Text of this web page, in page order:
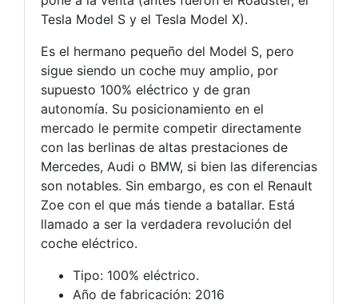
Tesla Model S y el Tesla Model X).
Es el hermano pequeño del Model S, pero
sigue siendo un coche muy amplio, por
supuesto 100% eléctrico y de gran
autonomía. Su posicionamiento en el
mercado le permite competir directamente
con las berlinas de altas prestaciones de
Mercedes, Audi o BMW, si bien las diferencias
son notables. Sin embargo, es con el Renault
Zoe con el que más tiende a batallar. Está
llamado a ser la verdadera revolución del
coche eléctrico.
Tipo: 100% eléctrico.
Año de fabricación: 2016